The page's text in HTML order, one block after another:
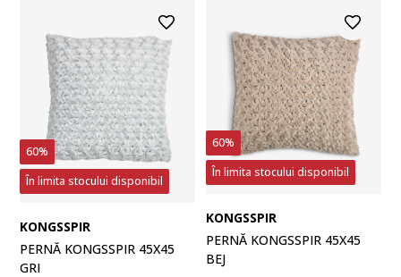
60%
În limita stocului disponibil
KONGSSPIR
PERNĂ KONGSSPIR 45X45
GRI
60%
În limita stocului disponibil
KONGSSPIR
PERNĂ KONGSSPIR 45X45
BEJ